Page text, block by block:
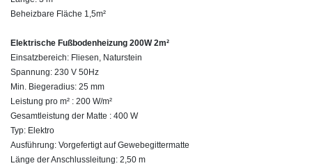
Beheizbare Fläche 1,5m²
Elektrische Fußbodenheizung 200W 2m²
Einsatzbereich: Fliesen, Naturstein
Spannung: 230 V 50Hz
Min. Biegeradius: 25 mm
Leistung pro m² : 200 W/m²
Gesamtleistung der Matte : 400 W
Typ: Elektro
Ausführung: Vorgefertigt auf Gewebegittermatte
Länge der Anschlussleitung: 2,50 m